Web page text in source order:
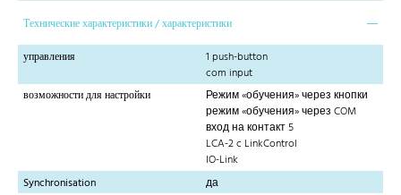
Технические характеристики / характеристики
управления
1 push-button
com input
возможности для настройки
Режим «обучения» через кнопки
режим «обучения» через COM
вход на контакт 5
LCA-2 c LinkControl
IO-Link
Synchronisation
да